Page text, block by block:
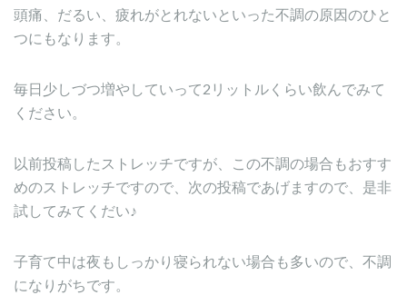
頭痛、だるい、疲れがとれないといった不調の原因のひと
つにもなります。
毎日少しづつ増やしていって2リットルくらい飲んでみて
ください。
以前投稿したストレッチですが、この不調の場合もおすす
めのストレッチですので、次の投稿であげますので、是非
試してみてくだい♪
子育て中は夜もしっかり寝られない場合も多いので、不調
になりがちです。